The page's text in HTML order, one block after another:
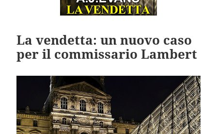
La vendetta: un nuovo caso
per il commissario Lambert